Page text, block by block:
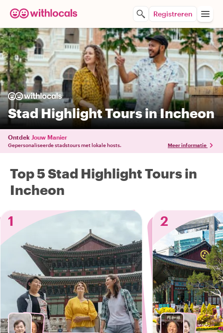
Registreren
Stad Highlight Tours in Incheon
Ontdek Jouw Manier
Gepersonaliseerde stadstours met lokale hosts. Meer informatie
Top 5 Stad Highlight Tours in
Incheon
1
2